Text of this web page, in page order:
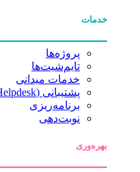
خدمات
پروژه‌ها
تایم‌شیت‌ها
خدمات میدانی
پشتیبانی (Helpdesk)
برنامه‌ریزی
نوبت‌دهی
بهره‌وری